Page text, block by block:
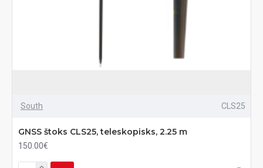
South CLS25
GNSS štoks CLS25, teleskopisks, 2.25 m
150.00€